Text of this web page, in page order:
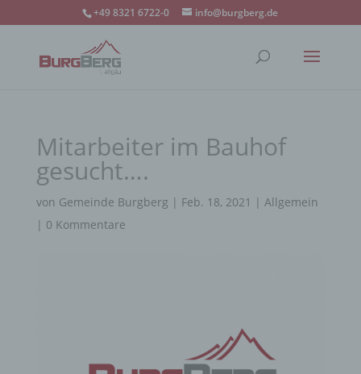
+49 8321 6722-0 info@burgberg.de
Mitarbeiter im Bauhof
gesucht….
von Gemeinde Burgberg | Feb. 18, 2021 | Allgemein
| 0 Kommentare